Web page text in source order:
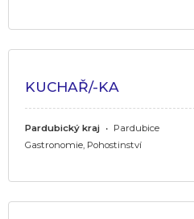
KUCHAŘ/-KA
Pardubický kraj • Pardubice
Gastronomie, Pohostinství